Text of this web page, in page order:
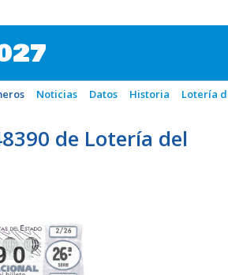
Noticias Datos Historia Lotería
de Lotería del